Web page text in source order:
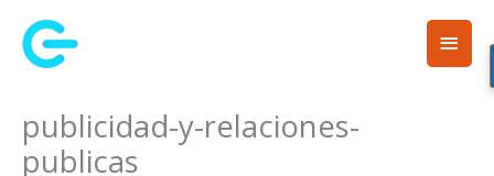
contenido
publicidad-y-relaciones-
publicas